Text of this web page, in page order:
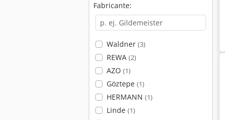
Fabricante:
Waldner (3)
REWA (2)
AZO (1)
Göztepe (1)
HERMANN (1)
Linde (1)